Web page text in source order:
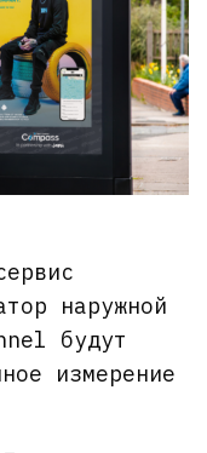
наружной
будут
измерение